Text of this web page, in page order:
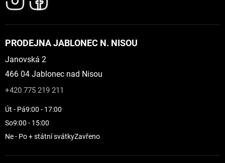
PRODEJNA JABLONEC N. NISOU
Janovská 2
466 04 Jablonec nad Nisou
+420 775 219 211
Út - Pá9:00 - 17:00
So9:00 - 15:00
Ne - Po + státní svátkyZavřeno